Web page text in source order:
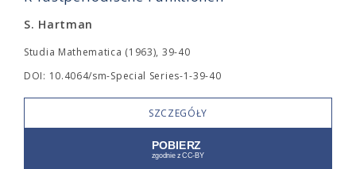
S. Hartman
Studia Mathematica (1963), 39-40
DOI: 10.4064/sm-Special Series-1-39-40
SZCZEGÓŁY